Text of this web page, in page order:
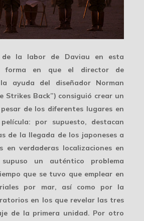
la labor de Daviau en esta
forma en que el director de
ayuda del diseñador Norman
Strikes Back”) consiguió crear un
de los diferentes lugares en
por supuesto, destacan
de la llegada de los japoneses a
en verdaderas localizaciones en
un auténtico problema
que se tuvo que emplear en
por mar, así como por la
en los que revelar las tres
de la primera unidad. Por otro